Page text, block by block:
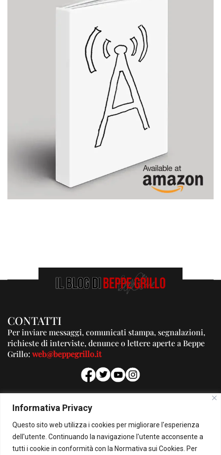
Informativa Privacy
Questo sito web utilizza i cookies per migliorare l'esperienza
dell'utente. Continuando la navigazione l'utente acconsente a
tutti i cookie in conformità con la Normativa sui Cookies. Per
CONTATTI
Per inviare messaggi, comunicati stampa, segnalazioni,
richieste di interviste, denunce o lettere aperte a Beppe
Grillo:web@beppegrillo.it
PUBBLICITA'
Per la tua pubblicità su questo Blog:
pubblicita@beppegrillo.it
HOMEPAGE COOKIE POLICY PRIVACY POLICY CONTATTI